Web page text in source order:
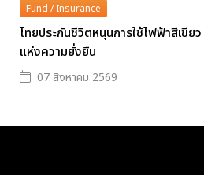
Fund / Insurance
ไทยประกันชีวิตหนุนการใช้ไฟฟ้าสีเขี
แห่งความยั่งยืน
07 สิงหาคม 2569